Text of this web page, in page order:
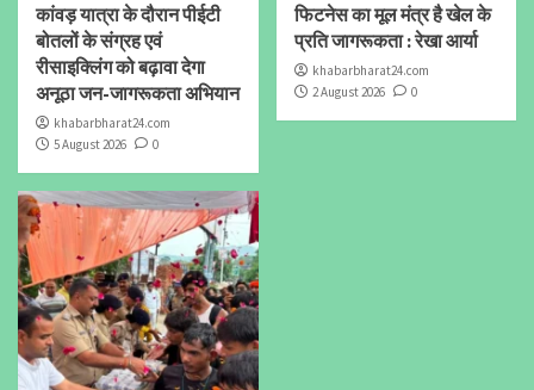
कांवड़ यात्रा के दौरान पीईटी
बोतलों के संग्रह एवं
रीसाइक्लिंग को बढ़ावा देगा
अनूठा जन-जागरूकता अभियान
khabarbharat24.com
5 August 2026
0
फिटनेस का मूल मंत्र है खेल के
प्रति जागरूकता : रेखा आर्या
khabarbharat24.com
2 August 2026
0